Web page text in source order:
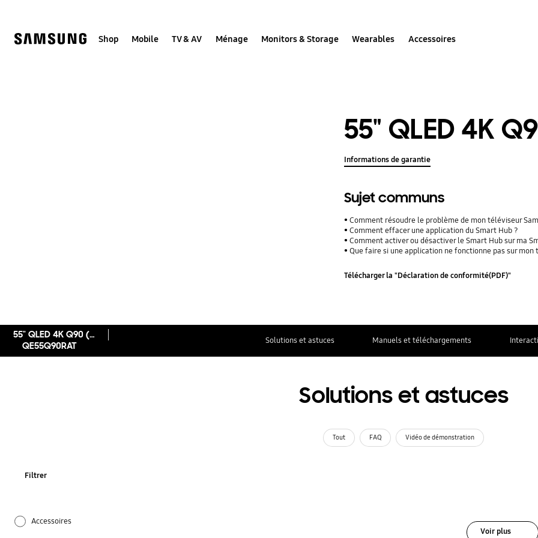
Shop Mobile TV & AV Ménage Monitors & Storage Wearables Accessoires
55" QLED 4K
Informations de garantie
Sujet communs
Comment résoudre le problème de mon téléviseur
Comment effacer une application du Smart Hub ?
Comment activer ou désactiver le Smart Hub sur ma
Que faire si une application ne fonctionne pas sur mon
Télécharger la "Déclaration de conformité(PDF)"
55" QLED 4K Q90 (2019)
QE55Q90RAT
Solutions et astuces Manuels et téléchargements
Solutions et astuces
Tout FAQ Vidéo de démonstration
Filtrer
Accessoires
Voir plus